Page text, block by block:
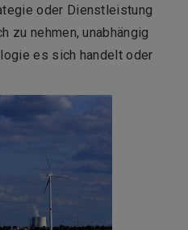
oder Dienstleistung
zu nehmen, unabhängig
es sich handelt oder